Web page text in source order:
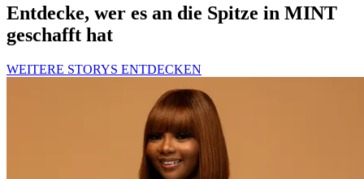
Entdecke, wer es an die Spitze in MINT
geschafft hat
WEITERE STORYS ENTDECKEN